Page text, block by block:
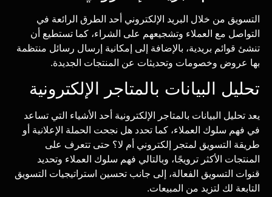
التسويق من خلال البريد الإلكتروني أحد الطرق الرائعة في
التواصل مع العملاء وتشجيعهم على الشراء، كما تستطيع أن
تنشئ قوائم بريدية، بالإضافة إلى إمكانية إرسال رسائل منتظمة
بها عروض وخصومات وتحديثات عن المنتجات الجديدة.
تحليل البيانات بالمتاجر الإلكترونية
يعد تحليل البيانات بالمتاجر الإلكترونية أحد الأشياء التي تساعد
في فهم سلوك العملاء، كما تحدد هل نجحت الحملة الإعلانية أو
طريقة التسويق لمتجر إلكتروني أم لا؟ حتى تتعرف على
المنتجات الأكثر ترويجًا، وبالتالي فهم سلوك العملاء وتحديد
قنوات التسويق الفعالة، إلى جانب تحسين استراتيجيات التسويق
التابعة لك لتزيد من المبيعات.